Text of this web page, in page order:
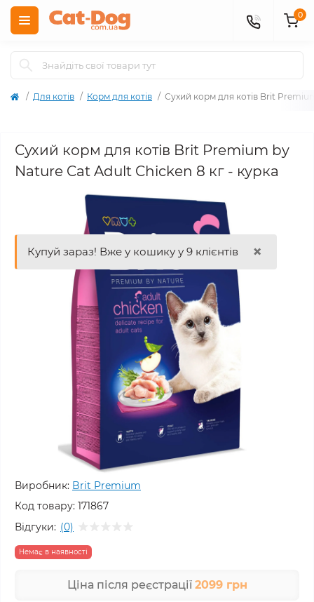
0
Для котів Корм для котів Сухий корм для котів Brit
Сухий корм для котів Brit Premium by
Nature Cat Adult Chicken 8 кг - курка
Купуй зараз! Вже у кошику у 9 клієнтів ×
Виробник: Brit Premium
Код товару: 171867
Відгуки: (0)
Немає в наявності
Ціна після реєстрації 2099 грн